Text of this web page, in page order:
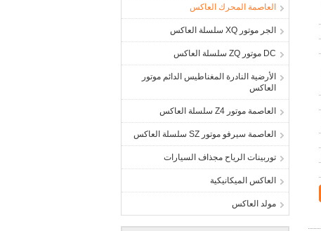
العاصمة المحرك العاكس
الجر موتور XQ سلسلة العاكس
DC موتور ZQ سلسلة العاكس
الأرضية النادرة المغناطيس الدائم موتور
العاكس
العاصمة موتور Z4 سلسلة العاكس
العاصمة سيرفو موتور SZ سلسلة العاكس
توربينات الرياح مجذاف السيارات
العاكس الميكانيكية
مولد العاكس